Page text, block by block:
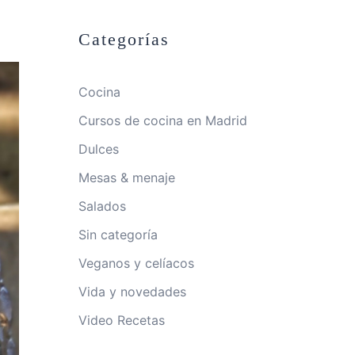
Categorías
Cocina
Cursos de cocina en Madrid
Dulces
Mesas & menaje
Salados
Sin categoría
Veganos y celíacos
Vida y novedades
Video Recetas